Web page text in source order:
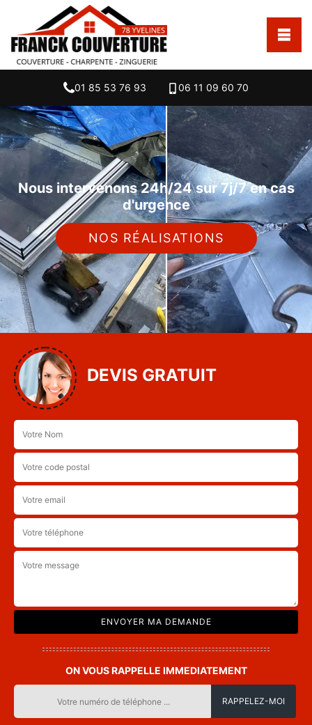
01 85 53 76 93 06 11 09 60 70
Nous intervenons 24h/24 sur 7j/7 en cas
d'urgence
NOS RÉALISATIONS
DEVIS GRATUIT
ON VOUS RAPPELLE IMMEDIATEMENT